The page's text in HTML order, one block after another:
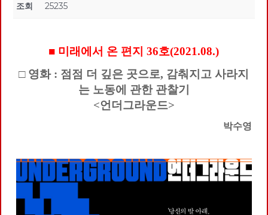
조회 25235
■ 미래에서 온 편지 36호(2021.08.)
□ 영화 : 점점 더 깊은 곳으로, 감춰지고 사라지
는 노동에 관한 관찰기
<언더그라운드>
박수영